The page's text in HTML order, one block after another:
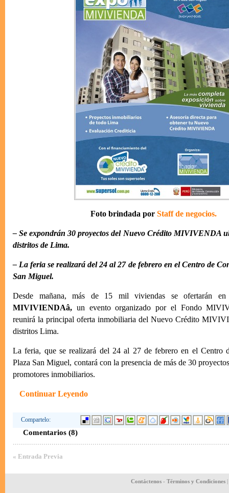
Foto brindada por Staff de negocios.
– Se expondrán 30 proyectos del Nuevo Crédito MIVIVENDA
distritos de Lima.
– La feria se realizará del 24 al 27 de febrero en el Centro de
San Miguel.
Desde mañana, más de 15 mil viviendas se ofertarán
MIVIVIENDAâ, un evento organizado por el Fondo
reunirá la principal oferta inmobiliaria del Nuevo Crédito
distritos Lima.
La feria, que se realizará del 24 al 27 de febrero en el Centro
Plaza San Miguel, contará con la presencia de más de 30
promotores inmobiliarios.
Continuar Leyendo
Compartelo:
Comentarios (8)
« Entrada Previa
Contáctenos - Términos y Condiciones